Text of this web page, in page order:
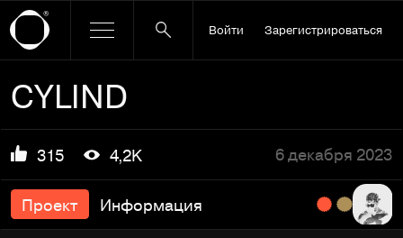
Войти Зарегистрироваться
CYLIND
315 4,2K 6 декабря 2023
Проект Информация